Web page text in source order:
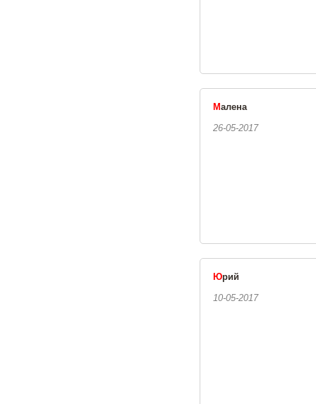
Малена
26-05-2017
Юрий
10-05-2017